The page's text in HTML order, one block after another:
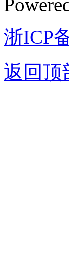
浙ICP
返回顶